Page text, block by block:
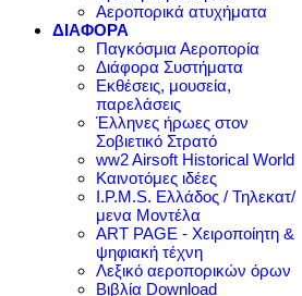
Αεροπορικά ατυχήματα
ΔΙΑΦΟΡΑ
Παγκόσμια Αεροπορία
Διάφορα Συστήματα
Εκθέσεις, μουσεία,
παρελάσεις
Έλληνες ήρωες στον
Σοβιετικό Στρατό
ww2 Airsoft Historical World
Καινοτόμες ιδέες
I.P.M.S. Ελλάδος / Τηλεκατ/
μενα Μοντέλα
ART PAGE - Χειροποίητη &
ψηφιακή τέχνη
Λεξικό αεροπορικών όρων
Βιβλία Download